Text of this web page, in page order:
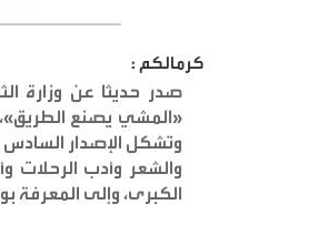
كرمالكم :
صدر حديثا عن وزارة
وتشكل الإصدار السادس
والشعر وأدب الرحلات
الكبرى، وإلى المعرفة